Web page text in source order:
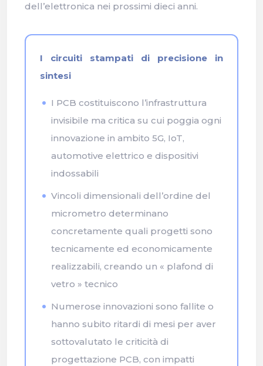
dell’elettronica nei prossimi dieci anni.
I circuiti stampati di precisione in
sintesi
I PCB costituiscono l’infrastruttura
invisibile ma critica su cui poggia ogni
innovazione in ambito 5G, IoT,
automotive elettrico e dispositivi
indossabili
Vincoli dimensionali dell’ordine del
micrometro determinano
concretamente quali progetti sono
tecnicamente ed economicamente
realizzabili, creando un « plafond di
vetro » tecnico
Numerose innovazioni sono fallite o
hanno subito ritardi di mesi per aver
sottovalutato le criticità di
progettazione PCB, con impatti